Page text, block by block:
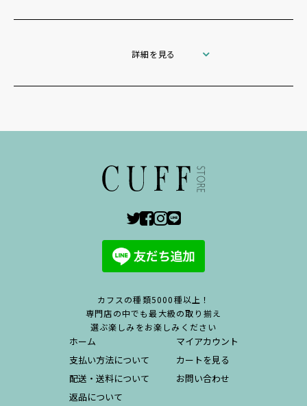
詳細を見る
カフスの種類5000種以上！
専門店の中でも最大級の取り揃え
選ぶ楽しみをお楽しみください
ホーム
支払い方法について
配送・送料について
返品について
マイアカウント
カートを見る
お問い合わせ